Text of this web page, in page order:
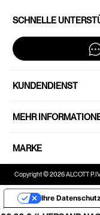
SCHNELLE
KUNDENDIENST
MEHR
MARKE
Copyright © 2026 ALCOTT
Ihre